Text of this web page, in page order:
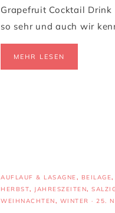
Grapefruit Cocktail
so sehr und auch wir
MEHR LESEN
AUFLAUF & LASAGNE, BEILAGE,
HERBST, JAHRESZEITEN,
WEIHNACHTEN, WINTER · 25.